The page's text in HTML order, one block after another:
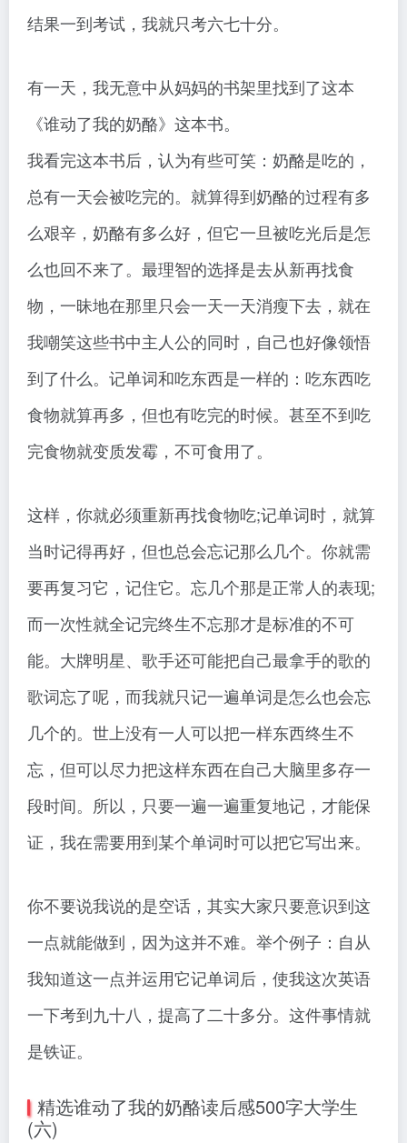
结果一到考试，我就只考六七十分。
有一天，我无意中从妈妈的书架里找到了这本
《谁动了我的奶酪》这本书。
我看完这本书后，认为有些可笑：奶酪是吃的，
总有一天会被吃完的。就算得到奶酪的过程有多
么艰辛，奶酪有多么好，但它一旦被吃光后是怎
么也回不来了。最理智的选择是去从新再找食
物，一昧地在那里只会一天一天消瘦下去，就在
我嘲笑这些书中主人公的同时，自己也好像领悟
到了什么。记单词和吃东西是一样的：吃东西吃
食物就算再多，但也有吃完的时候。甚至不到吃
完食物就变质发霉，不可食用了。
这样，你就必须重新再找食物吃;记单词时，就算
当时记得再好，但也总会忘记那么几个。你就需
要再复习它，记住它。忘几个那是正常人的表现;
而一次性就全记完终生不忘那才是标准的不可
能。大牌明星、歌手还可能把自己最拿手的歌的
歌词忘了呢，而我就只记一遍单词是怎么也会忘
几个的。世上没有一人可以把一样东西终生不
忘，但可以尽力把这样东西在自己大脑里多存一
段时间。所以，只要一遍一遍重复地记，才能保
证，我在需要用到某个单词时可以把它写出来。
你不要说我说的是空话，其实大家只要意识到这
一点就能做到，因为这并不难。举个例子：自从
我知道这一点并运用它记单词后，使我这次英语
一下考到九十八，提高了二十多分。这件事情就
是铁证。
精选谁动了我的奶酪读后感500字大学生
(六)